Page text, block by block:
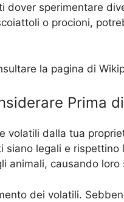
sperimentare
o procioni,
la pagina di
Prima
dalla tua
legali e
animali, causando loro
dei volatili.